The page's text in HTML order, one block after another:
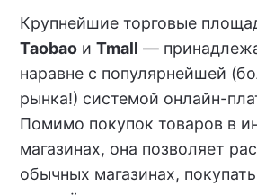
Крупнейшие торговые
Taobaoи Tmall —
наравне с популярнейшей
рынка!) системой онлайн-
Помимо покупок товаров в
магазинах, она позволяет
обычных магазинах,